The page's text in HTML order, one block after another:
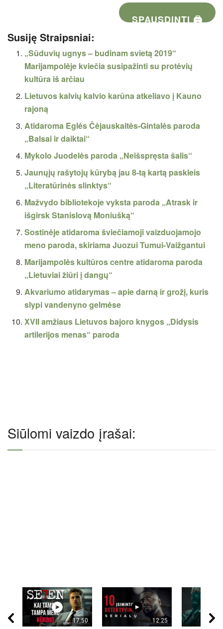
SPAUSDINTI 🖨
Susiję Straipsniai:
„Sūduvių ugnys – budinam svietą 2019“
Marijampolėje kviečia susipažinti su protėvių
kultūra iš arčiau
Lietuvos kalvių kalvio karūna atkeliavo į Kauno
rajoną
Atidaroma Eglės Čėjauskaitės-Gintalės paroda
„Balsai ir daiktai“
Mykolo Juodelės paroda „Neišspręsta šalis“
Jaunųjų rašytojų kūrybą jau 8-tą kartą paskleis
„Literatūrinės slinktys“
Mažvydo bibliotekoje vyksta paroda „Atrask ir
išgirsk Stanislovą Moniušką“
Sostinėje atidaroma šviečiamoji vaizduojamojo
meno paroda, skiriama Juozui Tumui-Vaižgantui
Marijampolės kultūros centre atidaroma paroda
„Lietuviai žiūri į dangų“
Akvariumo atidarymas – apie darną ir grožį, kuris
slypi vandenyno gelmėse
XVII amžiaus Lietuvos bajoro knygos „Didysis
artilerijos menas“ paroda
Siūlomi vaizdo įrašai:
17:50 12:25